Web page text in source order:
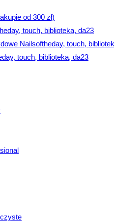
od 300 zł)
touch, biblioteka, da23
Nailsoftheday, touch,
touch, biblioteka, da23